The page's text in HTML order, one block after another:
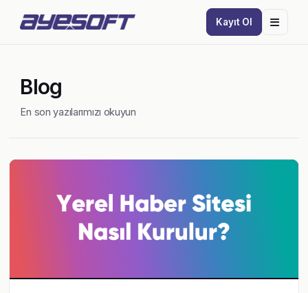
Kayıt Ol
Blog
En son yazılarımızı okuyun